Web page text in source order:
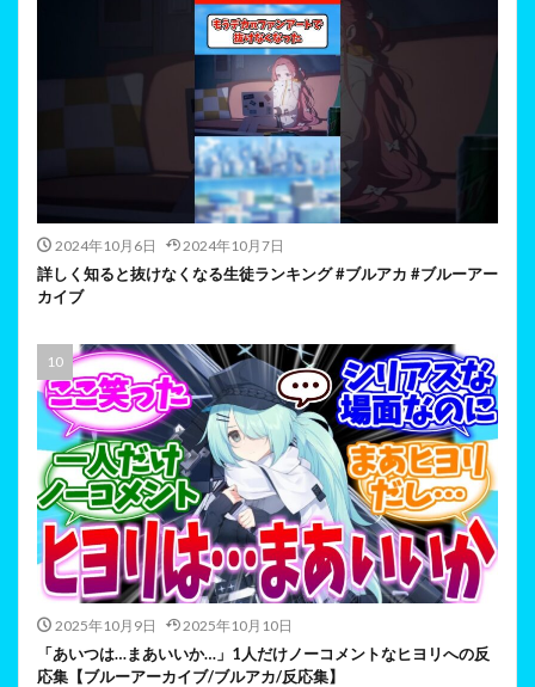
2024年10月6日 2024年10月7日
詳しく知ると抜けなくなる生徒ランキング #ブルアカ #ブルーアー
カイブ
2025年10月9日 2025年10月10日
「あいつは…まあいいか…」1人だけノーコメントなヒヨリへの反
応集【ブルーアーカイブ/ブルアカ/反応集】